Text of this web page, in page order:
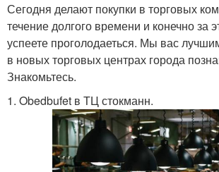
Сегодня делают покупки в торговых
течение долгого времени и конечно за
успеете проголодаеться. Мы вас
в новых торговых центрах города
Знакомьтесь.
1. Obedbufet в ТЦ стокманн.